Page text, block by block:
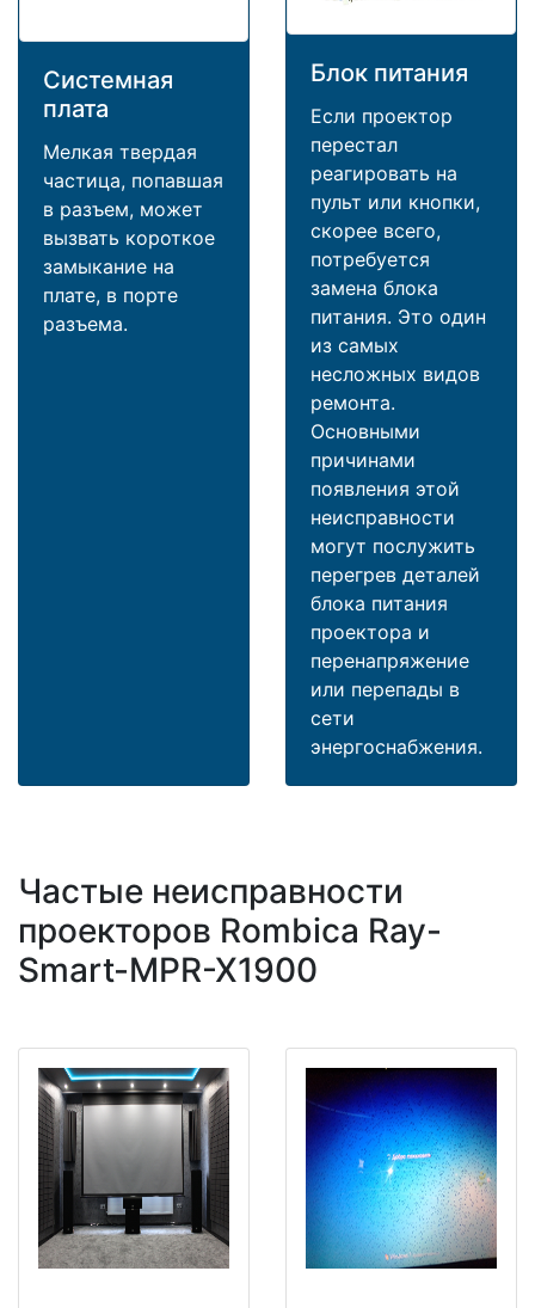
Системная
плата
Мелкая твердая
частица, попавшая
в разъем, может
вызвать короткое
замыкание на
плате, в порте
разъема.
Блок питания
Если проектор
перестал
реагировать на
пульт или кнопки,
скорее всего,
потребуется
замена блока
питания. Это один
из самых
несложных видов
ремонта.
Основными
причинами
появления этой
неисправности
могут послужить
перегрев деталей
блока питания
проектора и
перенапряжение
или перепады в
сети
энергоснабжения.
Частые неисправности
проекторов Rombica Ray-
Smart-MPR-X1900